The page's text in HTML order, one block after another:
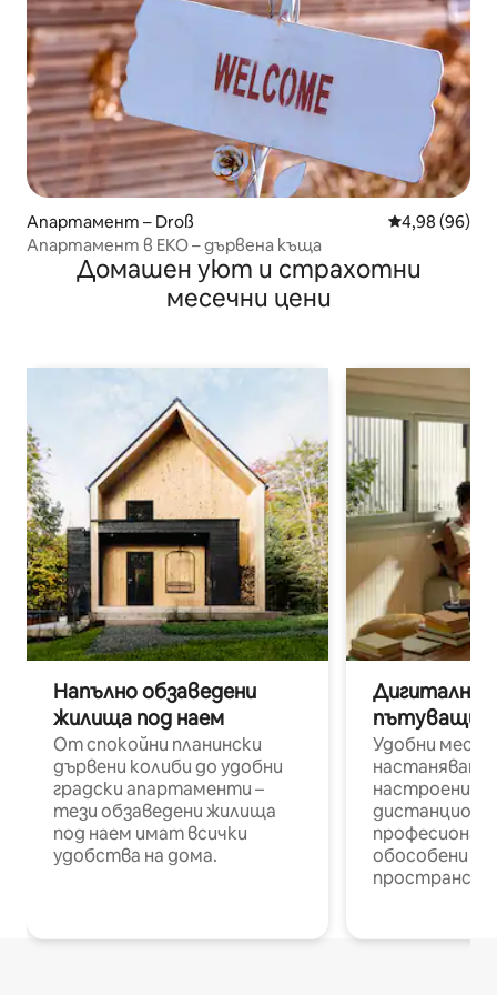
Апартамент – Droß Средна
4,98 (96)
Апартамент в ЕКО – дървена къща
Домашен уют и страхотни
месечни цени
Напълно обзаведени
жилища под наем
От спокойни планински
дървени колиби до удобни
градски апартаменти –
тези обзаведени жилища
под наем имат всички
удобства на дома.
Дигитални
пътуващи
Удобни
настаняване
настроени и
обособени